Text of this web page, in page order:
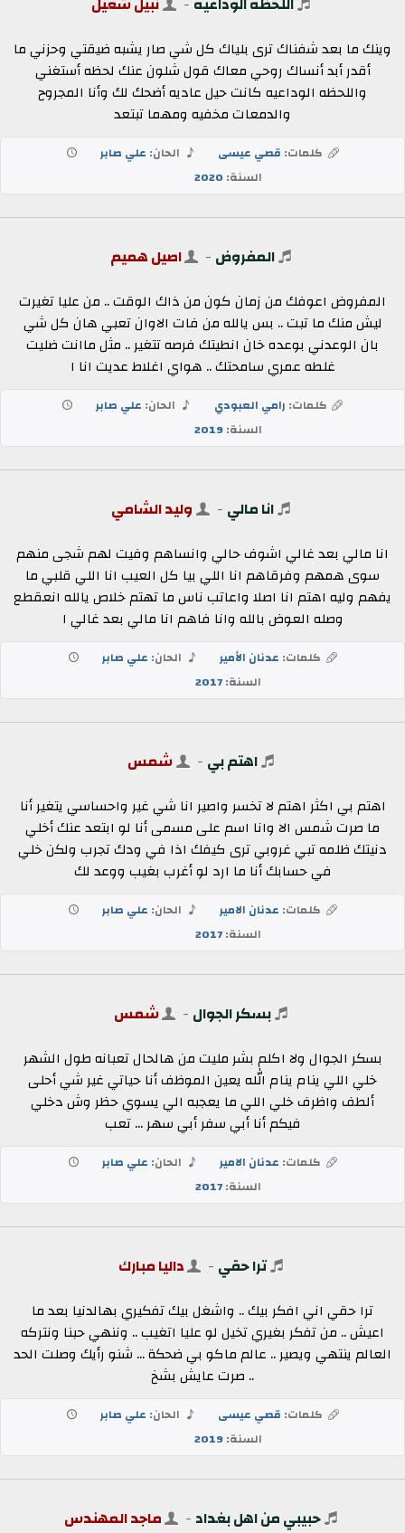
وينك ما بعد شفناك ترى بلياك كل شي صار يشبه ضيقتي وحزني ما
أقدر أبد أنساك روحي معاك قول شلون عنك لحظه أستغني
واللحظه الوداعيه كانت حيل عاديه أضحك لك وأنا المجروح
والدمعات مخفيه ومهما تبتعد
كلمات: قصي عيسى الحان: علي صابر
السنة: 2020
المفروض - اصيل هميم
المفروض اعوفك من زمان كون من ذاك الوقت .. من عليا تغيرت
ليش منك ما تبت .. بس يالله من فات الاوان تعبي هان كل شي
بان الوعدني بوعده خان انطيتك فرصه تتغير .. مثل ماانت ضليت
غلطه عمري سامحتك .. هواي اغلاط عديت انا ا
كلمات: رامي العبودي الحان: علي صابر
السنة:2019
انا مالي - وليد الشامي
انا مالي بعد غالي اشوف حالي وانساهم وفيت لهم شجى منهم
سوى همهم وفرقاهم انا اللي بيا كل العيب انا اللي قلبي ما
يفهم وليه اهتم انا اصلا واعاتب ناس ما تهتم خلاص يالله انعقطع
وصله العوض بالله وانا فاهم انا مالي بعد غالي ا
كلمات: عدنان الأمير الحان: علي صابر
السنة:2017
اهتم بي - شمس
اهتم بي اكثر اهتم لا تخسر واصير انا شي غير واحساسي يتغير أنا
ما صرت شمس الا وانا اسم على مسمى أنا لو ابتعد عنك أخلي
دنيتك ظلمه تبي غروبي ترى كيفك اذا في ودك تجرب ولكن خلي
في حسابك أنا ما ارد لو أغرب بغيب ووعد لك
كلمات: عدنان الامير الحان: علي صابر
السنة:2017
بسكر الجوال - شمس
بسكر الجوال ولا اكلم بشر مليت من هالحال تعبانه طول الشهر
خلي اللي ينام ينام الله يعين الموظف أنا حياتي غير شي أحلى
ألطف واظرف خلي اللي ما يعجبه الي يسوي حظر وش دخلي
فيكم أنا أبي سفر أبي سهر ... تعب
كلمات: عدنان الامير الحان: علي صابر
السنة:2017
ترا حقي - داليا مبارك
ترا حقي اني افكر بيك .. واشغل بيك تفكيري بهالدنيا بعد ما
اعيش .. من تفكر بغيري تخيل لو عليا اتغيب .. وننهي حبنا ونتركه
العالم ينتهي ويصير .. عالم ماكو بي ضحكة ... شنو رأيك وصلت الحد
.. صرت عايش بشخ
كلمات: قصي عيسى الحان: علي صابر
السنة:2019
حبيبي من اهل بغداد - ماجد المهندس